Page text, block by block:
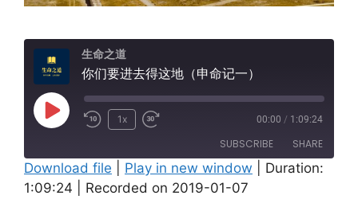
生命之道
你们要进去得这地（申命记一）
Play
1x 00:00 / 1:09:24
SUBSCRIBE SHARE
Amazon Apple Podcasts
SHARE
Download file Play in new window
Duration:
1:09:24
Recorded on 2019-01-07